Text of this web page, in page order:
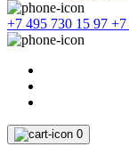
+7 495 730 15 97 +7
0